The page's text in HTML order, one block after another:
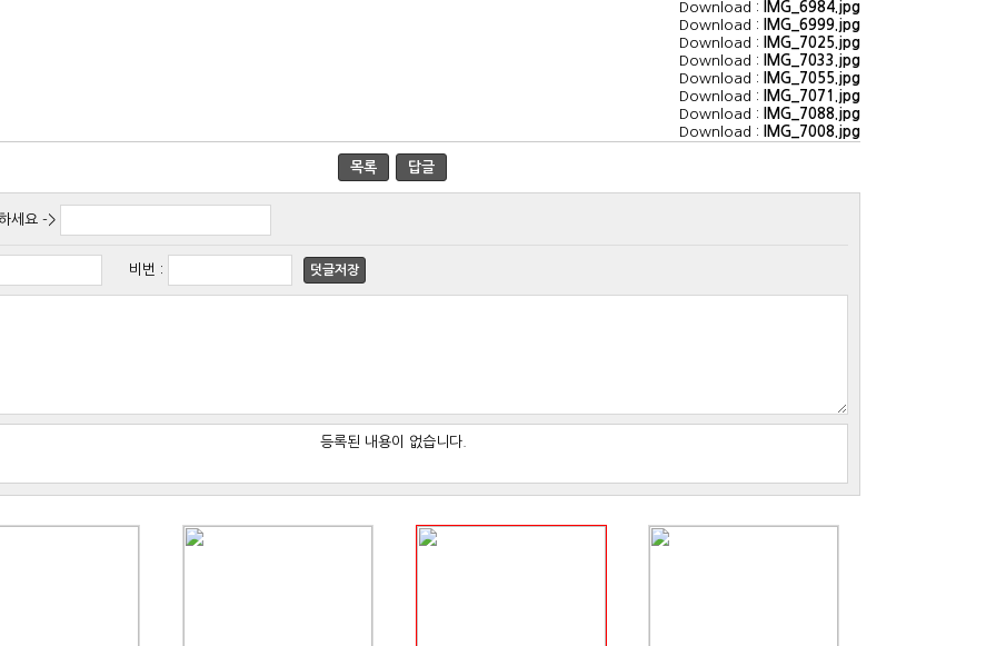
Download :
IMG_6984.jpg
Download :
IMG_6999.jpg
Download :
IMG_7025.jpg
Download :
IMG_7033.jpg
Download :
IMG_7055.jpg
Download :
IMG_7071.jpg
Download :
IMG_7088.jpg
Download :
IMG_7008.jpg
목록 답글
세요 ->
비번 : 덧글저장
등록된 내용이 없습니다.